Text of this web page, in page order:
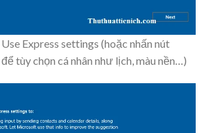
Use Express settings (hoặc nhấn nút
để tùy chọn cá nhân như lịch, màu nền…)